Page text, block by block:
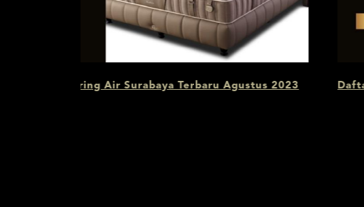
Daftar Harga Kasur Therapedic Surabaya